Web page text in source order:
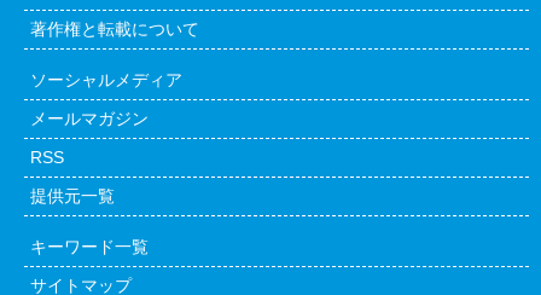
著作権と転載について
ソーシャルメディア
メールマガジン
RSS
提供元一覧
キーワード一覧
サイトマップ